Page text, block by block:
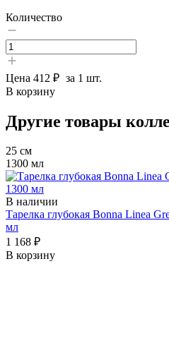
Количество
Цена 412 ₽ за 1 шт.
В корзину
Другие товары
25 см
1300 мл
В наличии
Тарелка глубокая Bonna Linea
мл
1 168 ₽
В корзину